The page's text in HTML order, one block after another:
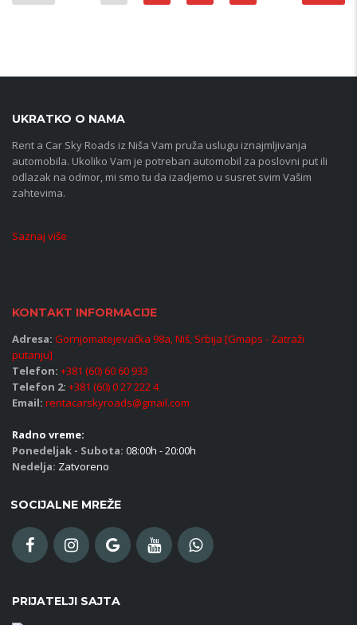
UKRATKO O NAMA
Rent a Car Sky Roads iz Niša Vam pruža uslugu iznajmljivanja
automobila. Ukoliko Vam je potreban automobil za poslovni put ili
odlazak na odmor, mi smo tu da izadjemo u susret svim Vašim
zahtevima.
Saznaj više
KONTAKT INFORMACIJE
Adresa: Gornjomatejevačka 98a, Niš, Srbija [Gmaps - Zatraži
putanju]
Telefon: +381 (60) 60 60 933
Telefon 2: +381 (60) 0 27 222 4
Email: rentacarskyroads@gmail.com
Radno vreme:
Ponedeljak - Subota: 08:00h - 20:00h
Nedelja: Zatvoreno
SOCIJALNE MREŽE
PRIJATELJI SAJTA